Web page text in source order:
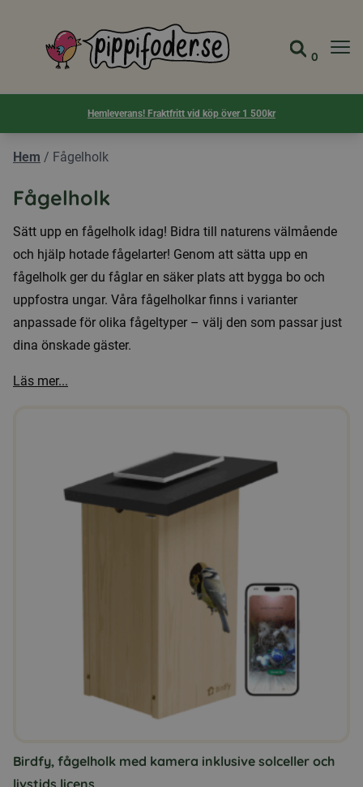
Pippifoder logotyp Gå till
Visa
0
Hemleverans! Fraktfritt vid köp över 1 500kr
Hem / Fågelholk
Fågelholk
Sätt upp en fågelholk idag! Bidra till naturens välmående
och hjälp hotade fågelarter! Genom att sätta upp en
fågelholk ger du fåglar en säker plats att bygga bo och
uppfostra ungar. Våra fågelholkar finns i varianter
anpassade för olika fågeltyper – välj den som passar just
dina önskade gäster.
Läs mer...
Birdfy, fågelholk med kamera inklusive solceller och
livstids licens